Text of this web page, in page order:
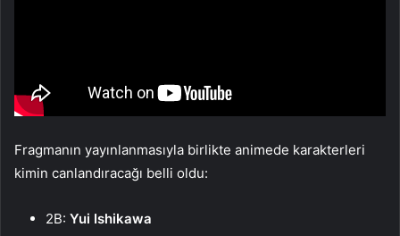
Fragmanın yayınlanmasıyla birlikte animede karakterleri
kimin canlandıracağı belli oldu:
2B: Yui Ishikawa